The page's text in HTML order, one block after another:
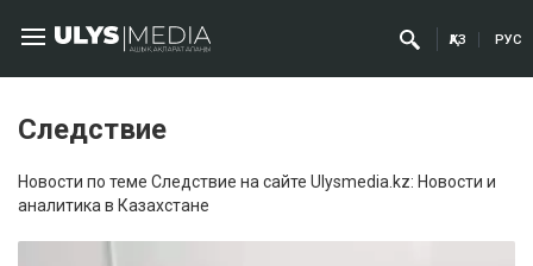
ҚАЗ РУС
Следствие
Новости по теме Следствие на сайте Ulysmedia.kz: Новости и
аналитика в Казахстане